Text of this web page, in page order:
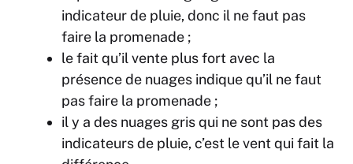
indicateur de pluie, donc il ne faut pas
faire la promenade ;
le fait qu’il vente plus fort avec la
présence de nuages indique qu’il ne faut
pas faire la promenade ;
il y a des nuages gris qui ne sont pas des
indicateurs de pluie, c’est le vent qui fait la